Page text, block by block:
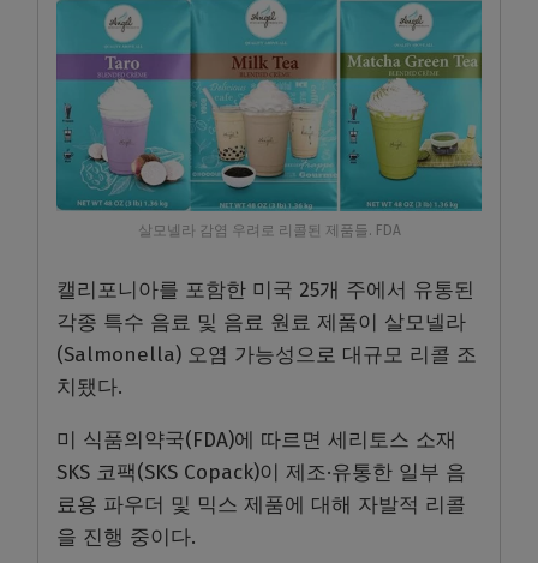
살모넬라 감염 우려로 리콜된 제품들. FDA
캘리포니아를 포함한 미국 25개 주에서 유통된
각종 특수 음료 및 음료 원료 제품이 살모넬라
(Salmonella) 오염 가능성으로 대규모 리콜 조
치됐다.
미 식품의약국(FDA)에 따르면 세리토스 소재
SKS 코팩(SKS Copack)이 제조·유통한 일부 음
료용 파우더 및 믹스 제품에 대해 자발적 리콜
을 진행 중이다.